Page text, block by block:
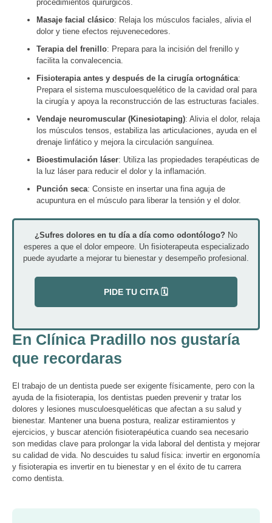
procedimientos quirúrgicos.
Masaje facial clásico: Relaja los músculos faciales, alivia el
dolor y tiene efectos rejuvenecedores.
Terapia del frenillo: Prepara para la incisión del frenillo y
facilita la convalecencia.
Fisioterapia antes y después de la cirugía ortognática:
Prepara el sistema musculoesquelético de la cavidad oral para
la cirugía y apoya la reconstrucción de las estructuras faciales.
Vendaje neuromuscular (Kinesiotaping): Alivia el dolor, relaja
los músculos tensos, estabiliza las articulaciones, ayuda en el
drenaje linfático y mejora la circulación sanguínea.
Bioestimulación láser: Utiliza las propiedades terapéuticas de
la luz láser para reducir el dolor y la inflamación.
Punción seca: Consiste en insertar una fina aguja de
acupuntura en el músculo para liberar la tensión y el dolor.
¿Sufres dolores en tu día a día como odontólogo? No
esperes a que el dolor empeore. Un fisioterapeuta especializado
puede ayudarte a mejorar tu bienestar y desempeño profesional.
PIDE TU CITA 🗓️
En Clínica Pradillo nos gustaría
que recordaras
El trabajo de un dentista puede ser exigente físicamente, pero con la
ayuda de la fisioterapia, los dentistas pueden prevenir y tratar los
dolores y lesiones musculoesqueléticas que afectan a su salud y
bienestar. Mantener una buena postura, realizar estiramientos y
ejercicios, y buscar atención fisioterapéutica cuando sea necesario
son medidas clave para prolongar la vida laboral del dentista y mejorar
su calidad de vida. No descuides tu salud física: invertir en ergonomía
y fisioterapia es invertir en tu bienestar y en el éxito de tu carrera
como dentista.